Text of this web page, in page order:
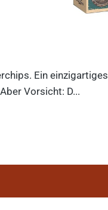
Ein
Vorsicht: D...